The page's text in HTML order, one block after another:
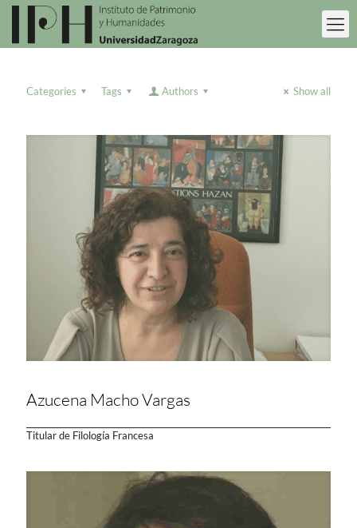
Categories Tags Authors Show all
Azucena Macho Vargas
Titular de Filología Francesa